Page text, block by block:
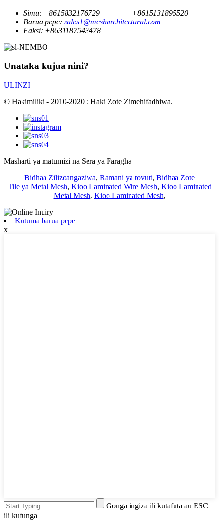
Simu: +8615832176729
+8615131895520
Barua pepe: sales1@mesharchitectural.com
Faksi: +8631187543478
Unataka kujua nini?
ULINZI
© Hakimiliki - 2010-2020 : Haki Zote Zimehifadhiwa.
Masharti ya matumizi na Sera ya Faragha
Bidhaa Zilizoangaziwa, Ramani ya tovuti, Bidhaa Zote
Tile ya Metal Mesh, Kioo Laminated Wire Mesh, Kioo Laminated
Metal Mesh, Kioo Laminated Mesh,
Kutuma barua pepe
x
Gonga ingiza ili kutafuta au ESC
ili kufunga